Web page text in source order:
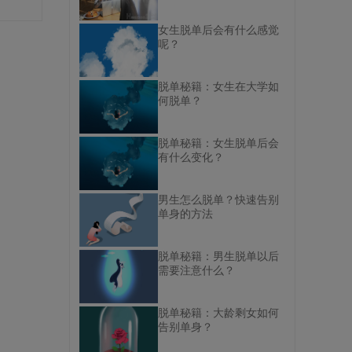
女生脱单后会有什么感觉
呢？
脱单秘籍：女生在大学如
何脱单？
脱单秘籍：女生脱单后会
有什么变化？
男生怎么脱单？快速告别
单身的方法
脱单秘籍：男生脱单以后
需要注意什么？
脱单秘籍：大龄剩女如何
告别单身？